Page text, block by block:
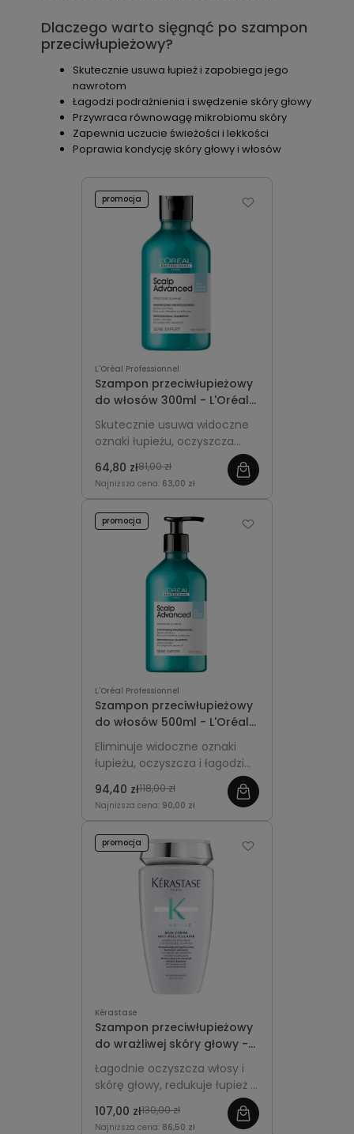
Dlaczego warto sięgnąć po szampon
przeciwłupieżowy?
Skutecznie usuwa łupież i zapobiega jego
nawrotom
Łagodzi podrażnienia i swędzenie skóry głowy
Przywraca równowagę mikrobiomu skóry
Zapewnia uczucie świeżości i lekkości
Poprawia kondycję skóry głowy i włosów
L'Oréal Professionnel
Szampon przeciwłupieżowy
do włosów 300ml - L'Oréal
Professionnel Scalp
Advanced Anti-Dandruff
Skutecznie usuwa widoczne
oznaki łupieżu, oczyszcza
skórę głowy i przywraca jej
komfort oraz równowagę.
64,80 zł81,00 zł
Najniższa cena: 63,00 zł
promocja
L'Oréal Professionnel
Szampon przeciwłupieżowy
do włosów 500ml - L'Oréal
Professionnel Scalp
Advanced Anti-Dandruff
Eliminuje widoczne oznaki
łupieżu, oczyszcza i łagodzi
skórę głowy, zapewniając
długotrwałe uczucie
świeżości. Większa,
regularnego stosowania.
94,40 zł118,00 zł
Najniższa cena: 90,00 zł
promocja
Kérastase
Szampon przeciwłupieżowy
do wrażliwej skóry głowy -
Kérastase Symbiose Bain
Crème Apaisant 250ml
Łagodnie oczyszcza włosy i
skórę głowy, redukuje łupież i
podrażnienia, zapewniając
świeżość, lekkość i komfort.
107,00 zł130,00 zł
Najniższa cena: 86,50 zł
promocja